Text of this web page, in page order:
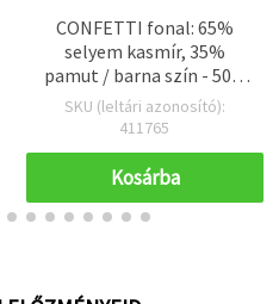
CONFETTI fonal: 65%
selyem kasmír, 35%
pamut / barna szín - 50 g
kötő- és horgolófonal
SKU (leltári azonosító):
411765
Kosárba